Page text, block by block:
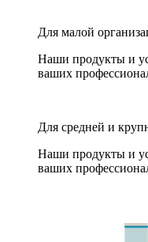
Для малой
Наши продукты и
ваших
Для средней и
Наши продукты и
ваших